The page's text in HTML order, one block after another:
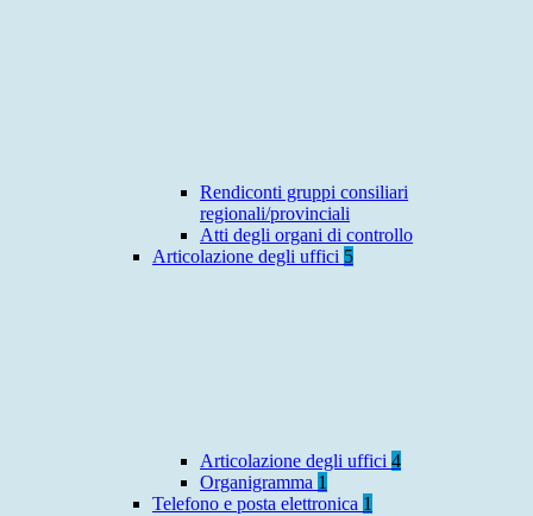
Rendiconti gruppi consiliari
regionali/provinciali
Atti degli organi di controllo
Articolazione degli uffici 5
Articolazione degli uffici 4
Organigramma 1
Telefono e posta elettronica 1